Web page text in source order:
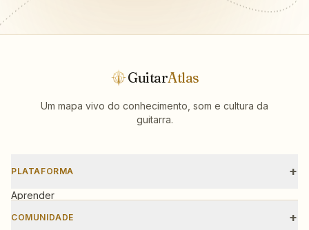
GuitarAtlas
Um mapa vivo do conhecimento, som e cultura da
guitarra.
PLATAFORMA +
Aprender
Escalas
COMUNIDADE +